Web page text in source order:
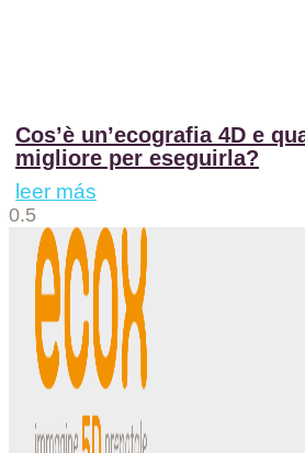
Cos’è un’ecografia 4D e
migliore per eseguirla?
leer más